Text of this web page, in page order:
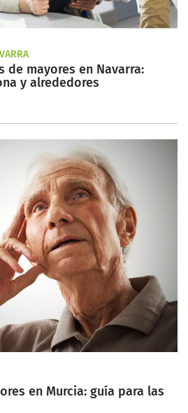
de mayores en Navarra:
y alrededores
en Murcia: guía para las